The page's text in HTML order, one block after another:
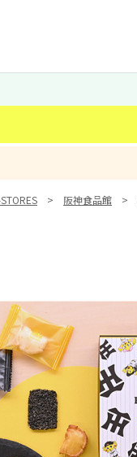
TOP
阪神食品館